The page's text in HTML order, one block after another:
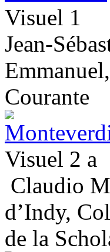
Visuel 1
Jean-
Courante
Visuel 2 a
Claudio
d’Indy,
de la